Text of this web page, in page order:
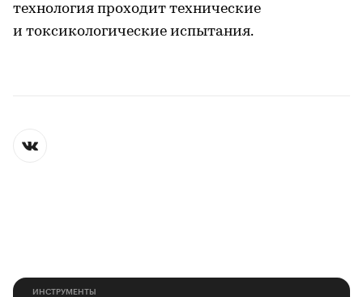
технология проходит технические
и токсикологические испытания.
ИНСТРУМЕНТЫ